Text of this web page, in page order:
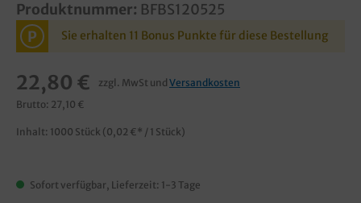
Produktnummer: BFBS120525
P Sie erhalten 11 Bonus Punkte für diese Bestellung
22,80 € zzgl. MwSt und Versandkosten
Brutto: 27,10 €
Inhalt: 1000 Stück (0,02 €* / 1 Stück)
Sofort verfügbar, Lieferzeit: 1-3 Tage